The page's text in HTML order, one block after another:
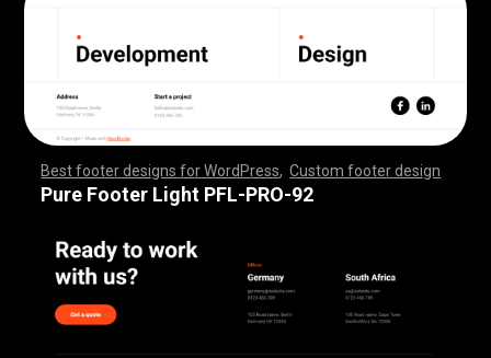
Best footer designs for WordPress ,Custom footer design
,,,,,,,,,,,,,,,,,,,,,,,,,,,,,,,,,,,,, ,,,,,,,,,,,,,,,,,,,,,,,,
,,,,,,,,,,,,,,,,,,,,,,,,,,,,,,,,,,,,, ,,,,,,,,,,,,,,,,,,,,,,,,
,,,,,,,,
Pure Footer Light PFL-PRO-92